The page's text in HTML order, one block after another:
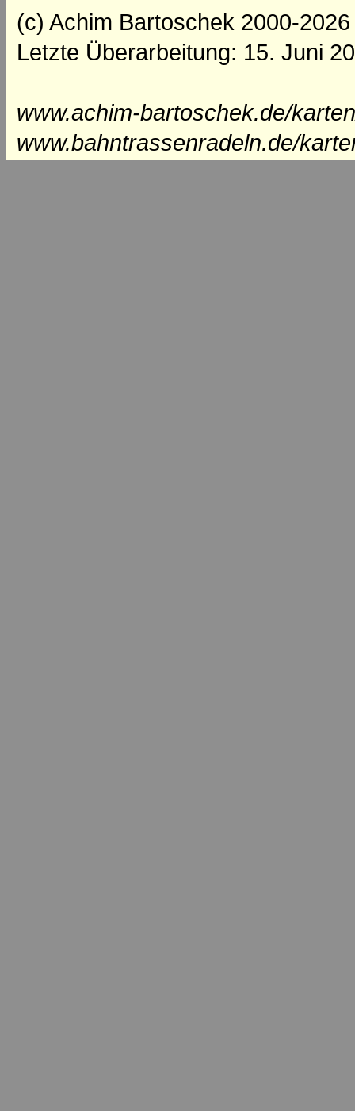
(c) Achim Bartoschek 2000-2026
Letzte Überarbeitung: 15. Juni
www.achim-bartoschek.de/
www.bahntrassenradeln.de/